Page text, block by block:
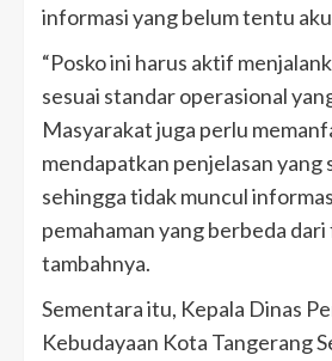
informasi yang belum tentu
“Posko ini harus aktif
sesuai standar operasional
Masyarakat juga perlu
mendapatkan penjelasan yang
sehingga tidak muncul
pemahaman yang berbeda dari
tambahnya.
Sementara itu, Kepala Dinas
Kebudayaan Kota Tangerang